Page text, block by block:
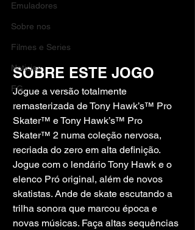
Emuladores
Sobre nos
Filmes e Series
Noticias
FG
SOBRE ESTE JOGO
Jogue a versão totalmente
remasterizada de Tony Hawk’s™ Pro
Skater™ e Tony Hawk’s™ Pro
Skater™ 2 numa coleção nervosa,
recriada do zero em alta definição.
Jogue com o lendário Tony Hawk e o
elenco Pró original, além de novos
skatistas. Ande de skate escutando a
trilha sonora que marcou época e
novas músicas. Faça altas sequências